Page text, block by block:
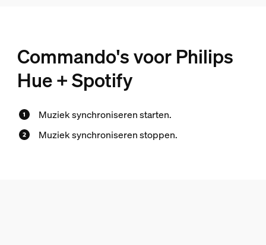
Commando's voor Philips
Hue + Spotify
Muziek synchroniseren starten.
Muziek synchroniseren stoppen.